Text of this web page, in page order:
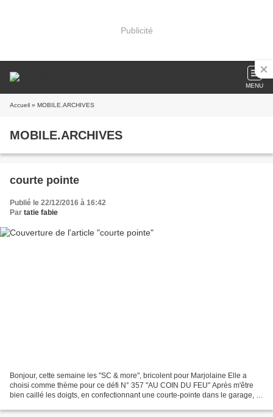
Publicité
MENU
Accueil » MOBILE.ARCHIVES
MOBILE.ARCHIVES
courte pointe
Publié le 22/12/2016 à 16:42
Par tatie fabie
Bonjour, cette semaine les "SC & more", bricolent pour Marjolaine Elle a
choisi comme thème pour ce défi N° 357 "AU COIN DU FEU" Après m'être
bien caillé les doigts, en confectionnant une courte-pointe dans le garage, je